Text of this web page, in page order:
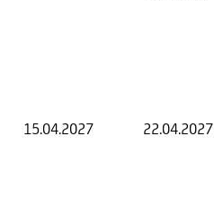
15.04.2027 22.04.2027